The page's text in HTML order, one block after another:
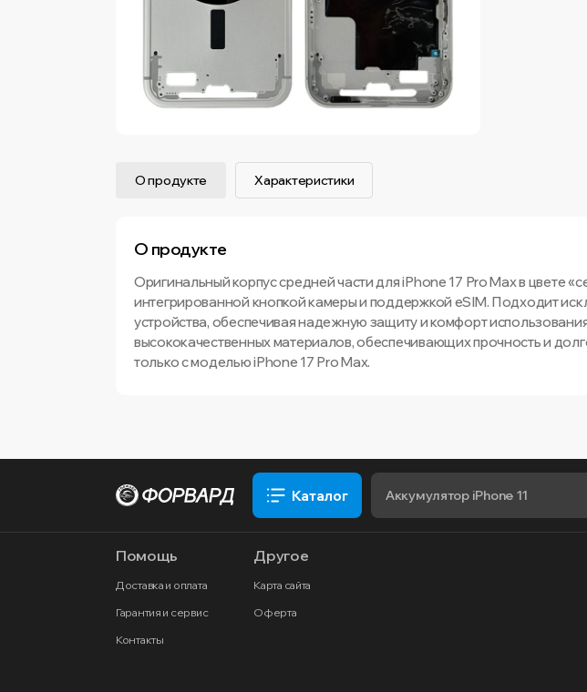
О продукте Характеристики
О продукте
Оригинальный корпус средней части для iPhone 17 Pro Max в цвете
интегрированной кнопкой камеры и поддержкой eSIM. Подходит
устройства, обеспечивая надежную защиту и комфорт
высококачественных материалов, обеспечивающих прочность и
только с моделью iPhone 17 Pro Max.
Каталог
Помощь
Доставка и оплата
Гарантия и сервис
Контакты
Другое
Карта сайта
Оферта